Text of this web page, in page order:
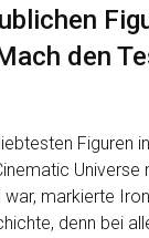
den
Figuren
markierte
denn bei